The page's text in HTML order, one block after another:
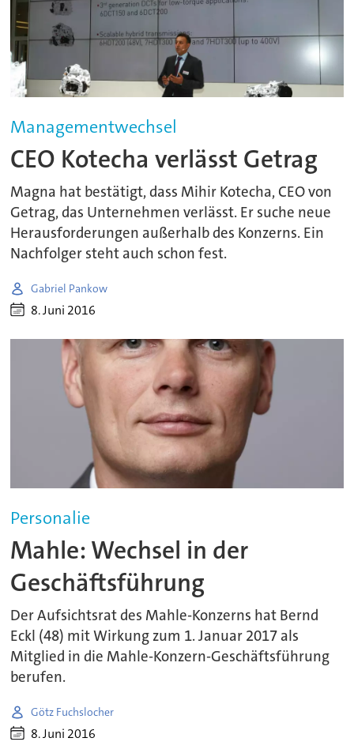
Managementwechsel
CEO Kotecha verlässt Getrag
Magna hat bestätigt, dass Mihir Kotecha, CEO von
Getrag, das Unternehmen verlässt. Er suche neue
Herausforderungen außerhalb des Konzerns. Ein
Nachfolger steht auch schon fest.
Gabriel Pankow
8. Juni 2016
Personalie
Mahle: Wechsel in der
Geschäftsführung
Der Aufsichtsrat des Mahle-Konzerns hat Bernd
Eckl (48) mit Wirkung zum 1. Januar 2017 als
Mitglied in die Mahle-Konzern-Geschäftsführung
berufen.
Götz Fuchslocher
8. Juni 2016